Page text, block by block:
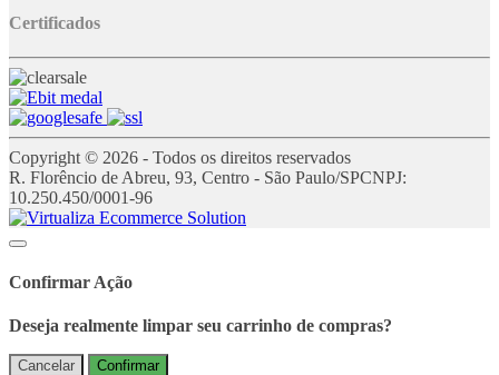
Certificados
Copyright © 2026 - Todos os direitos reservados
R. Florêncio de Abreu, 93, Centro - São Paulo/SPCNPJ:
10.250.450/0001-96
Confirmar Ação
Deseja realmente limpar seu carrinho de compras?
Cancelar Confirmar